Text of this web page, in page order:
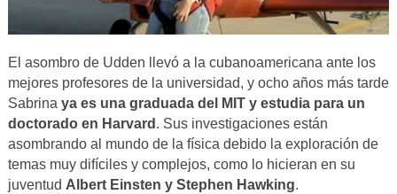
El asombro de Udden llevó a la cubanoamericana ante los
mejores profesores de la universidad, y ocho años más tarde
Sabrina ya es una graduada del MIT y estudia para un
doctorado en Harvard . Sus investigaciones están
asombrando al mundo de la física debido la exploración de
temas muy difíciles y complejos, como lo hicieran en su
juventud Albert Einsten y Stephen Hawking.